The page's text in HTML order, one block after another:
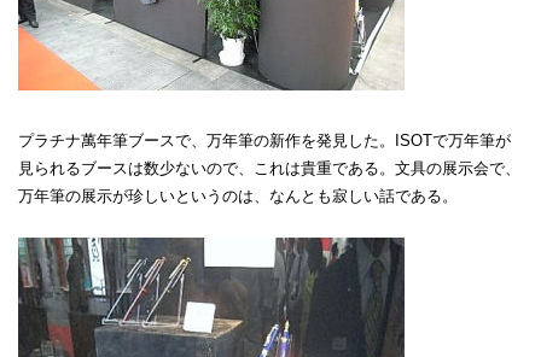
プラチナ萬年筆ブースで、万年筆の新作を発見した。ISOTで万年筆が
見られるブースは数少ないので、これは貴重である。文具の展示会で、
万年筆の展示が珍しいというのは、なんとも寂しい話である。